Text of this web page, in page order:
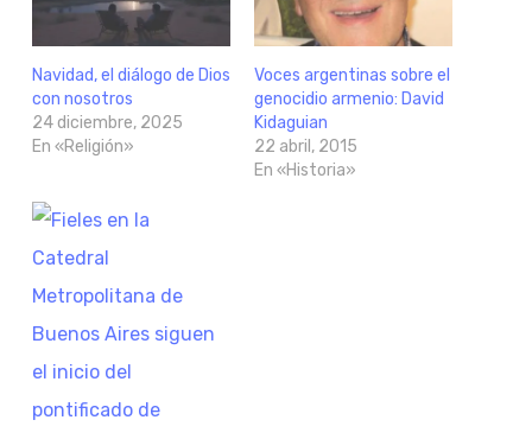
Navidad, el diálogo de Dios
con nosotros
24 diciembre, 2025
En «Religión»
Voces argentinas sobre el
genocidio armenio: David
Kidaguian
22 abril, 2015
En «Historia»